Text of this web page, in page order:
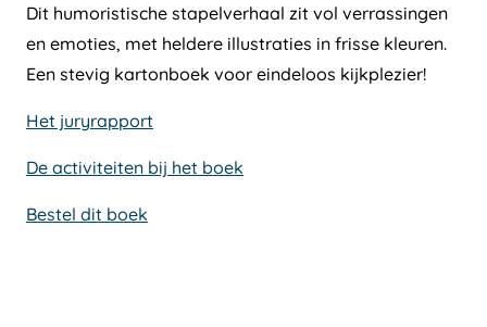
Dit humoristische stapelverhaal zit vol verrassingen
en emoties, met heldere illustraties in frisse kleuren.
Een stevig kartonboek voor eindeloos kijkplezier!
Het juryrapport
De activiteiten bij het boek
Bestel dit boek